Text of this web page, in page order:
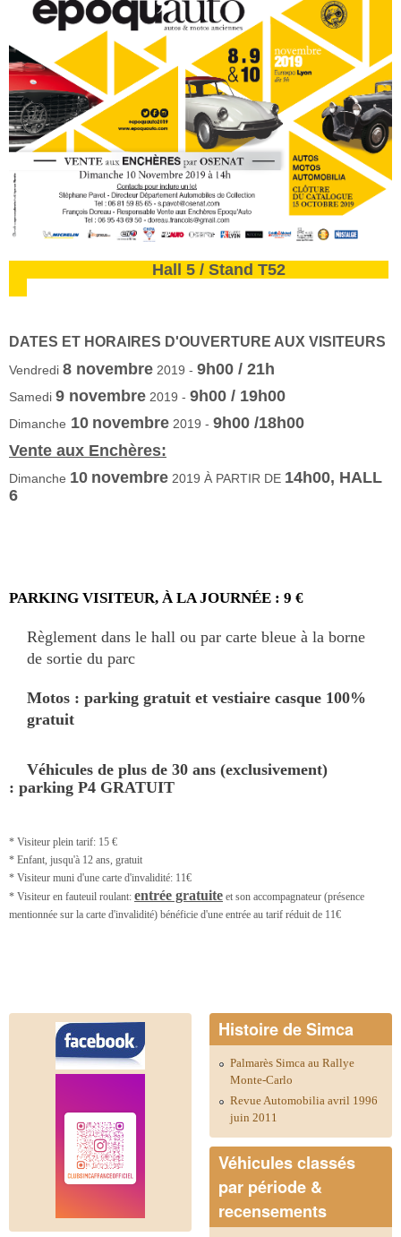
Hall 5 / Stand T52
DATES ET HORAIRES D'OUVERTURE AUX VISITEURS
Vendredi 8 novembre 2019 - 9h00 / 21h
Samedi 9 novembre 2019 - 9h00 / 19h00
Dimanche 10 novembre 2019 - 9h00 /18h00
Vente aux Enchères:
Dimanche 10 novembre 2019 À PARTIR DE 14h00, HALL
6
PARKING VISITEUR, À LA JOURNÉE : 9 €
Règlement dans le hall ou par carte bleue à la borne
de sortie du parc
Motos : parking gratuit et vestiaire casque 100%
gratuit
Véhicules de plus de 30 ans (exclusivement)
: parking P4 GRATUIT
* Visiteur plein tarif: 15 €
* Enfant, jusqu'à 12 ans, gratuit
* Visiteur muni d'une carte d'invalidité: 11€
* Visiteur en fauteuil roulant: entrée gratuite et son accompagnateur (présence
mentionnée sur la carte d'invalidité) bénéficie d'une entrée au tarif réduit de 11€
Histoire de Simca
Palmarès Simca au Rallye
Monte-Carlo
Revue Automobilia avril 1996
juin 2011
Véhicules classés
par période &
recensements